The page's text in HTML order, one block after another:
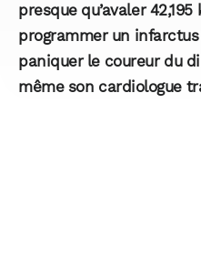
presque qu’avaler
programmer un
paniquer le coureur du
même son cardiologue